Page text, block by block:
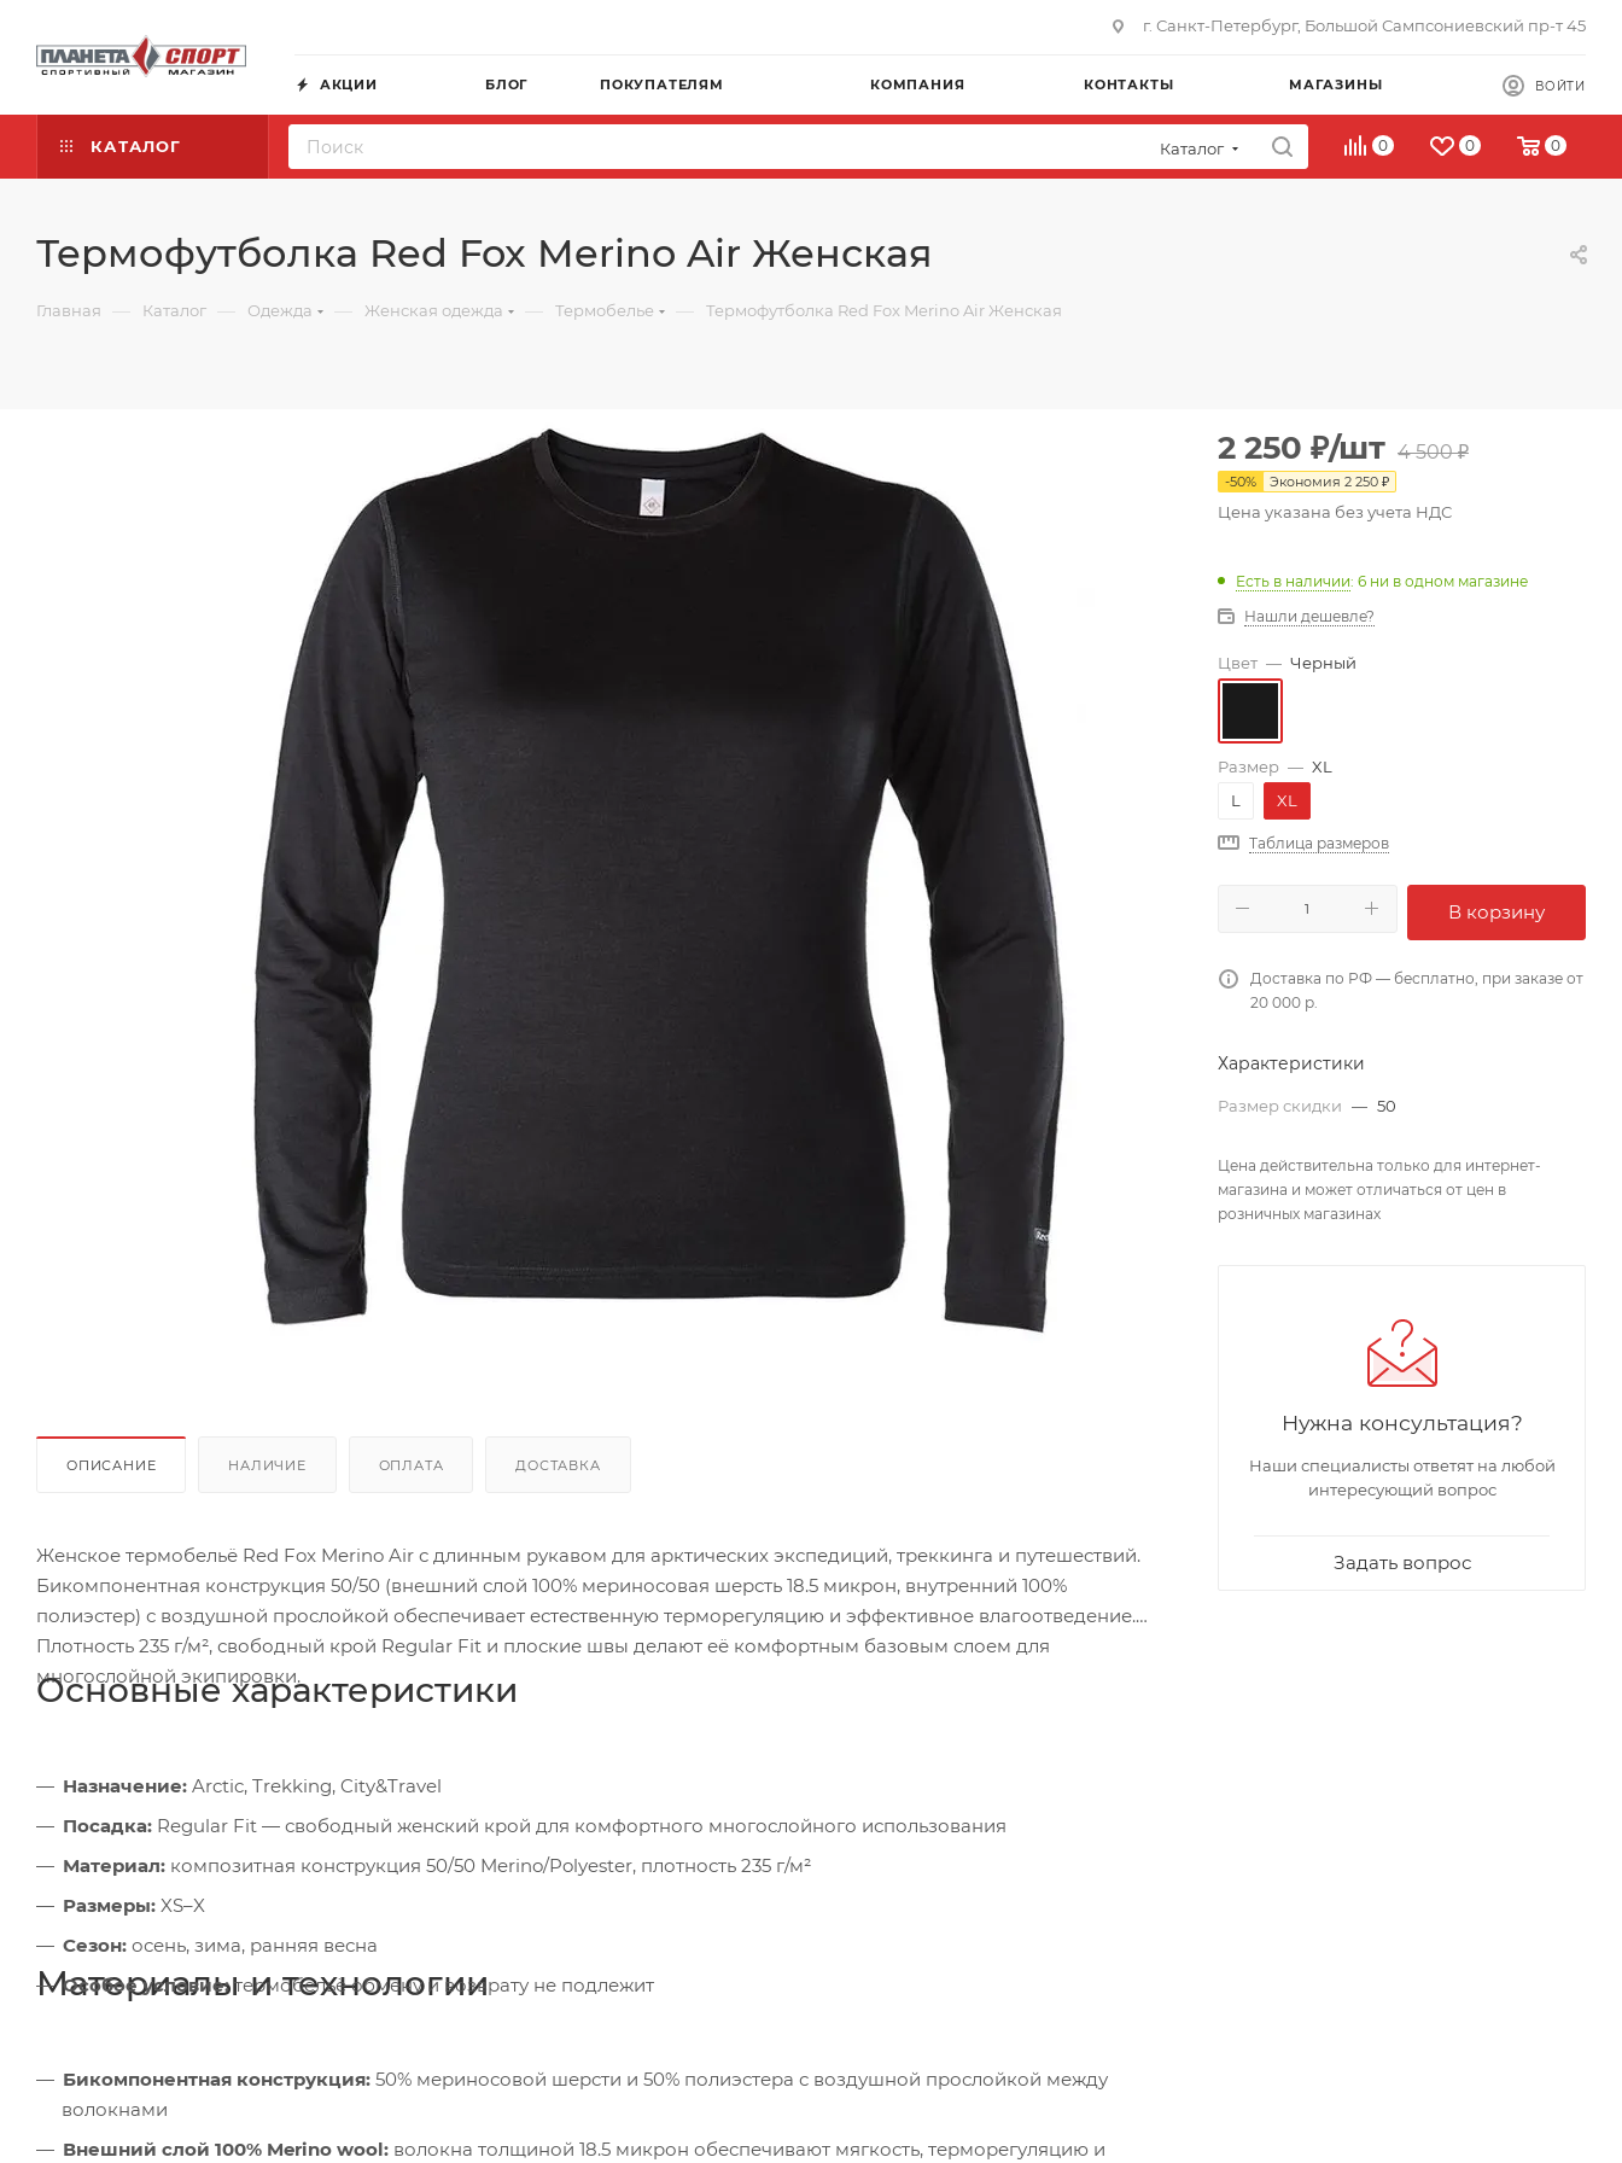
г. Санкт-Петербург, Большой Сампсониевский пр-т 45
АКЦИИ БЛОГ ПОКУПАТЕЛЯМ КОМПАНИЯ КОНТАКТЫ МАГАЗИНЫ ВОЙТИ
КАТАЛОГ Каталог 0 0 0
Термофутболка Red Fox Merino Air Женская
Главная — Каталог — Одежда — Женская одежда — Термобелье — Термофутболка Red Fox Merino Air Женская
ОПИСАНИЕ НАЛИЧИЕ ОПЛАТА ДОСТАВКА
Женское термобельё Red Fox Merino Air с длинным рукавом для арктических экспедиций, треккинга и путешествий.
Бикомпонентная конструкция 50/50 (внешний слой 100% мериносовая шерсть 18.5 микрон, внутренний 100%
полиэстер) с воздушной прослойкой обеспечивает естественную терморегуляцию и эффективное влагоотведение.
Плотность 235 г/м², свободный крой Regular Fit и плоские швы делают её комфортным базовым слоем для
многослойной экипировки.
Основные характеристики
Назначение: Arctic, Trekking, City&Travel
Посадка: Regular Fit — свободный женский крой для комфортного многослойного использования
Материал: композитная конструкция 50/50 Merino/Polyester, плотность 235 г/м²
Размеры: XS–X
Сезон: осень, зима, ранняя весна
Особое условие:термобельё обмену и возврату не подлежит
Материалы и технологии
Бикомпонентная конструкция: 50% мериносовой шерсти и 50% полиэстера с воздушной прослойкой между
волокнами
Внешний слой 100% Merino wool: волокна толщиной 18.5 микрон обеспечивают мягкость, терморегуляцию и
2 250 ₽/шт 4 500₽
-50% Экономия 2 250 ₽
Цена указана без учета НДС
Есть в наличии: 6 ни в одном магазине
Нашли дешевле?
Цвет — Черный
Размер — XL
L
XL
Таблица размеров
В корзину
Доставка по РФ — бесплатно, при заказе от
20 000 р.
Характеристики
Размер скидки — 50
Цена действительна только для интернет-
магазина и может отличаться от цен в
розничных магазинах
Нужна консультация?
Наши специалисты ответят на любой
интересующий вопрос
Задать вопрос